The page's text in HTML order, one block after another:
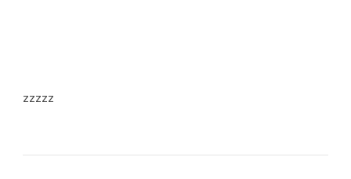
zzzzz